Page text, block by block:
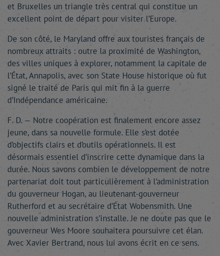
et Bruxelles un triangle très central qui constitue un
excellent point de départ pour visiter l’Europe.
De son côté, le Maryland offre aux touristes français de
nombreux attraits : outre la proximité de Washington,
des villes uniques à explorer, notamment la capitale de
l’État, Annapolis, avec son State House historique où fut
signé le traité de Paris qui mit fin à la guerre
d’Indépendance américaine.
F. D. — Notre coopération est finalement encore assez
jeune, dans sa nouvelle formule. Elle s’est dotée
d’objectifs clairs et d’outils opérationnels. Il est
désormais essentiel d’inscrire cette dynamique dans la
durée. Nous savons combien le développement de notre
partenariat doit tout particulièrement à l’administration
du gouverneur Hogan, au lieutenant-gouverneur
Rutherford et au secrétaire d’État Wobensmith. Une
nouvelle administration s’installe. Je ne doute pas que le
gouverneur Wes Moore souhaitera poursuivre cet élan.
Avec Xavier Bertrand, nous lui avons écrit en ce sens.